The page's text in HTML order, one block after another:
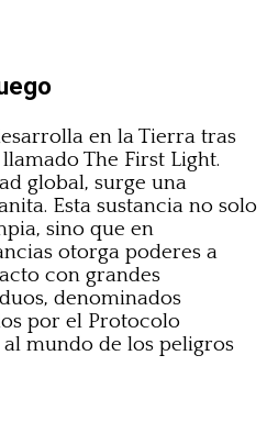
en la Tierra tras
The First Light.
global, surge una
Esta sustancia no solo
sino que en
otorga poderes a
con grandes
denominados
por el Protocolo
mundo de los peligros